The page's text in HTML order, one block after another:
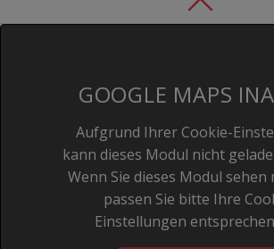
GOOGLE MAPS
Aufgrund Ihrer Cookie-
kann dieses Modul nicht
Wenn Sie dieses Modul sehen
passen Sie bitte Ihre
Einstellungen